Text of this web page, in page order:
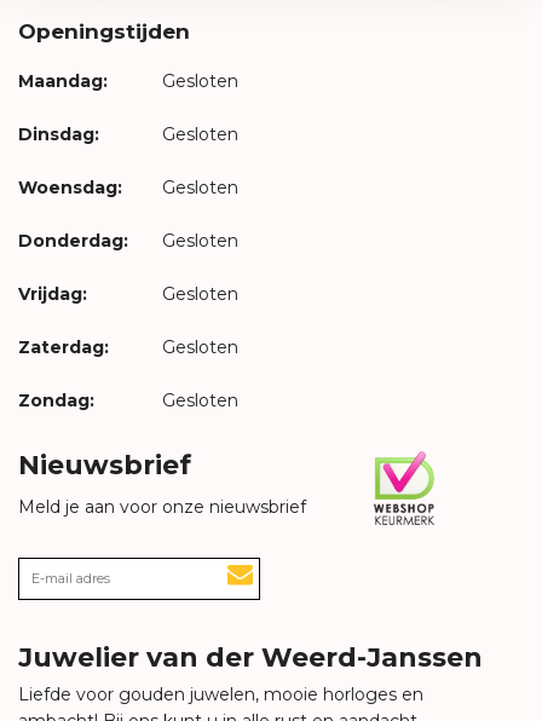
Openingstijden
Maandag: Gesloten
Dinsdag: Gesloten
Woensdag: Gesloten
Donderdag: Gesloten
Vrijdag: Gesloten
Zaterdag: Gesloten
Zondag: Gesloten
Nieuwsbrief
Meld je aan voor onze nieuwsbrief
Juwelier van der Weerd-Janssen
Liefde voor gouden juwelen, mooie horloges en